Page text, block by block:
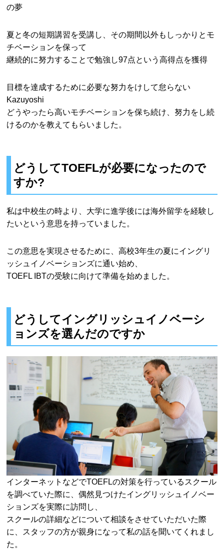
の夢
夏と冬の短期講習を受講し、その期間以外もしっかりとモ
チベーションを保って
継続的に努力することで勉強し97点という高得点を獲得
目標を達成するために必要な努力をけして怠らない
Kazuyoshi
どうやったら高いモチベーションを保ち続け、努力をし続
けるのかを教えてもらいました。
どうしてTOEFLが必要になったので
すか?
私は中校生の時より、大学に進学後には海外留学を経験し
たいという意思を持っていました。
この意思を実現させるために、高校3年生の夏にイングリ
ッシュイノベーションズに通い始め、
TOEFL IBTの受験に向けて準備を始めました。
どうしてイングリッシュイノベーシ
ョンズを選んだのですか
インターネットなどでTOEFLの対策を行っているスクール
を調べていた際に、偶然見つけたイングリッシュイノベー
ションズを実際に訪問し、
スクールの詳細などについて相談をさせていただいた際
に、スタッフの方が親身になって私の話を聞いてくれまし
た。